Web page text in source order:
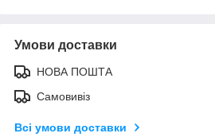
Умови доставки
НОВА ПОШТА
Самовивіз
Всі умови доставки